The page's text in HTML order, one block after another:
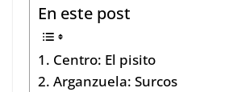
En este post
1. Centro: El pisito
2. Arganzuela: Surcos